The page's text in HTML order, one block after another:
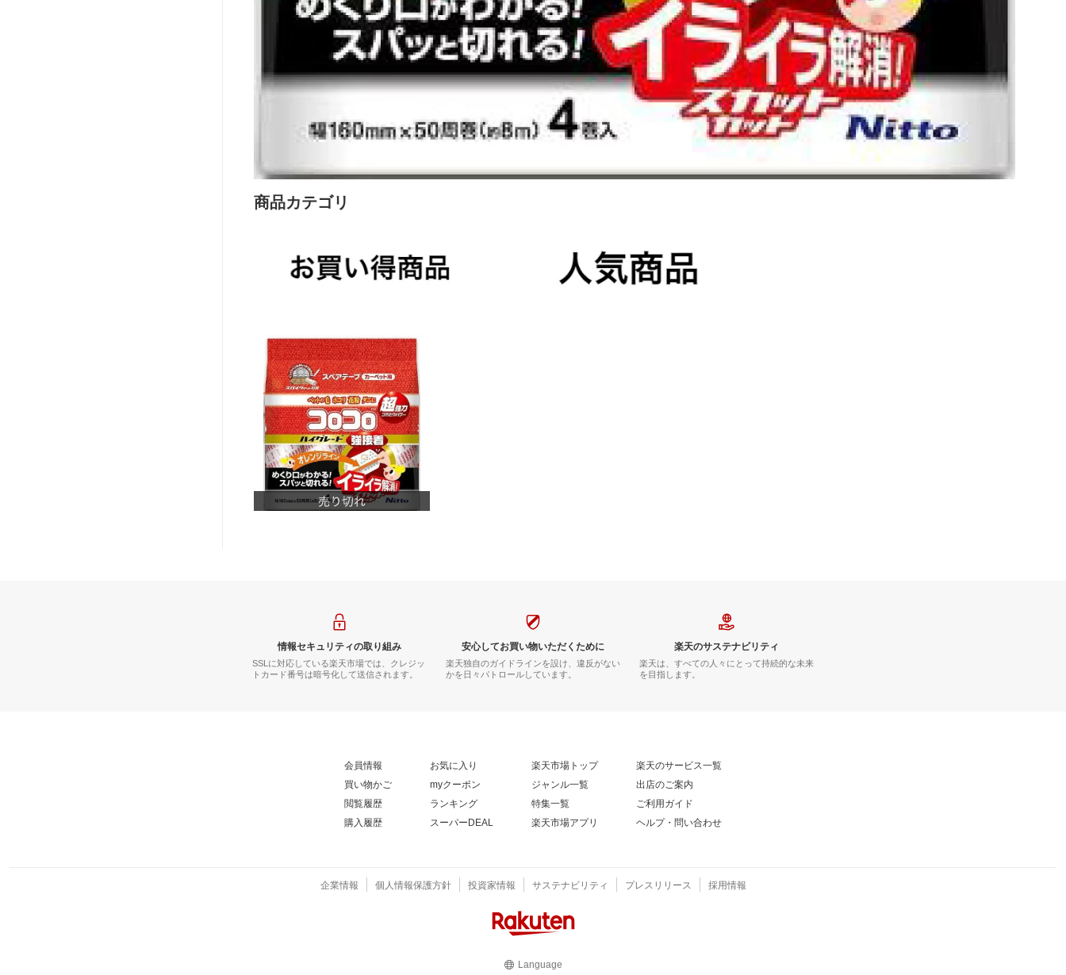
商品カテゴリ
情報セキュリティの取り組み
SSLに対応している楽天市場では、クレジッ
トカード番号は暗号化して送信されます。
安心してお買い物いただくために
楽天独自のガイドラインを設け、違反がない
かを日々パトロールしています。
楽天のサステナビリティ
楽天は、すべての人々にとって持続的な未来
を目指します。
会員情報
買い物かご
閲覧履歴
購入履歴
お気に入り
myクーポン
ランキング
スーパーDEAL
楽天市場トップ
ジャンル一覧
特集一覧
楽天市場アプリ
楽天のサービス一覧
出店のご案内
ご利用ガイド
ヘルプ・問い合わせ
企業情報 個人情報保護方針 投資家情報 サステナビリティ プレスリリース 採用情報
Language